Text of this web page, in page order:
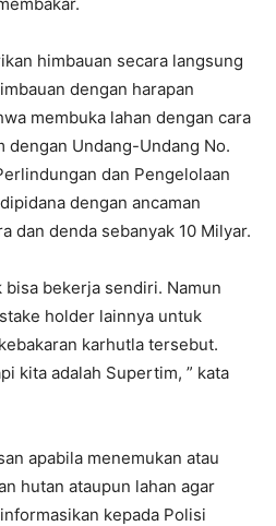
himbauan secara langsung
dengan harapan
membuka lahan dengan cara
dengan Undang-Undang No.
dan Pengelolaan
dengan ancaman
dan denda sebanyak 10 Milyar.
bisa bekerja sendiri. Namun
holder lainnya untuk
karhutla tersebut.
kita adalah Supertim, ” kata
apabila menemukan atau
hutan ataupun lahan agar
kepada Polisi